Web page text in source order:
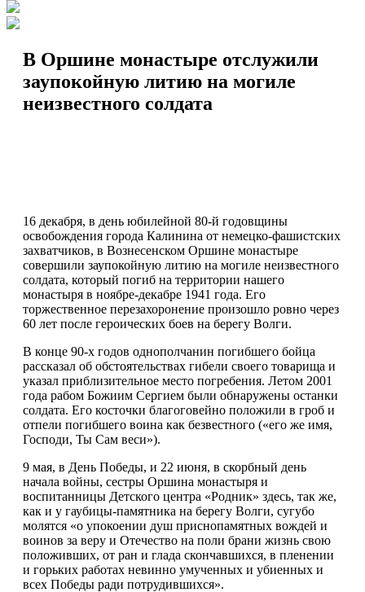
В Оршине монастыре отслужили
заупокойную литию на могиле
неизвестного солдата
16 декабря, в день юбилейной 80-й годовщины
освобождения города Калинина от немецко-фашистских
захватчиков, в Вознесенском Оршине монастыре
совершили заупокойную литию на могиле неизвестного
солдата, который погиб на территории нашего
монастыря в ноябре-декабре 1941 года. Его
торжественное перезахоронение произошло ровно через
60 лет после героических боев на берегу Волги.
В конце 90-х годов однополчанин погибшего бойца
рассказал об обстоятельствах гибели своего товарища и
указал приблизительное место погребения. Летом 2001
года рабом Божиим Сергием были обнаружены останки
солдата. Его косточки благоговейно положили в гроб и
отпели погибшего воина как безвестного («его же имя,
Господи, Ты Сам веси»).
9 мая, в День Победы, и 22 июня, в скорбный день
начала войны, сестры Оршина монастыря и
воспитанницы Детского центра «Родник» здесь, так же,
как и у гаубицы-памятника на берегу Волги, сугубо
молятся «о упокоении душ приснопамятных вождей и
воинов за веру и Отечество на поли брани жизнь свою
положивших, от ран и глада скончавшихся, в пленении
и горьких работах невинно умученных и убиенных и
всех Победы ради потрудившихся».